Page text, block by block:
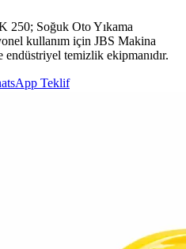
250; Soğuk Oto Yıkama
kullanım için JBS Makina
endüstriyel temizlik ekipmanıdır.
Teklif